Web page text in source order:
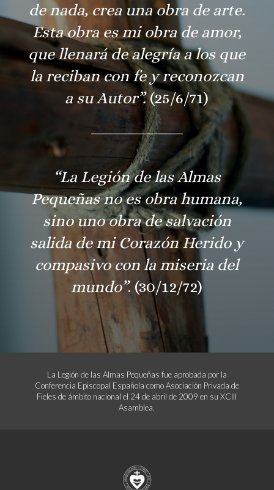
de nada, crea una obra de arte.
Esta obra es mi obra de amor,
que llenará de alegría a los que
la reciban con fe y reconozcan
a su Autor”.(25/6/71)
“La Legión de las Almas
Pequeñas no es obra humana,
sino uno obra de salvación
salida de mi Corazón Herido y
compasivo con la miseria del
mundo”. (30/12/72)
La Legión de las Almas Pequeñas fue aprobada por la
Conferencia Episcopal Española como Asociación Privada de
Fieles de ámbito nacional el 24 de abril de 2009 en su XCIII
Asamblea.